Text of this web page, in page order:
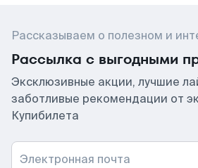
Рассказываем о полезном и
Рассылка с выгодными
Эксклюзивные акции, лучшие
заботливые рекомендации от
Купибилета
Электронная почта